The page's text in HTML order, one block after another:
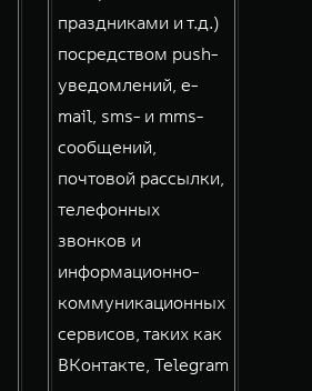
праздниками и т.д.)
посредством push-
уведомлений, e-
mail, sms- и mms-
сообщений,
почтовой рассылки,
телефонных
звонков и
информационно-
коммуникационных
сервисов, таких как
ВКонтакте, Telegram